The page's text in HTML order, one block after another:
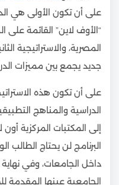
على أن تكون الأولى هي
“الأوف لاين” القائمة
المصرية، والاستراتيجية
جديد يجمع بين مميزات
على أن تكون هذه
الدراسية والمناهج
إلى المكتبات المركزية أون
البرنامج لن يحتاج الطالب
داخل الجامعات، وفي
الجامعية عينها المقدمة